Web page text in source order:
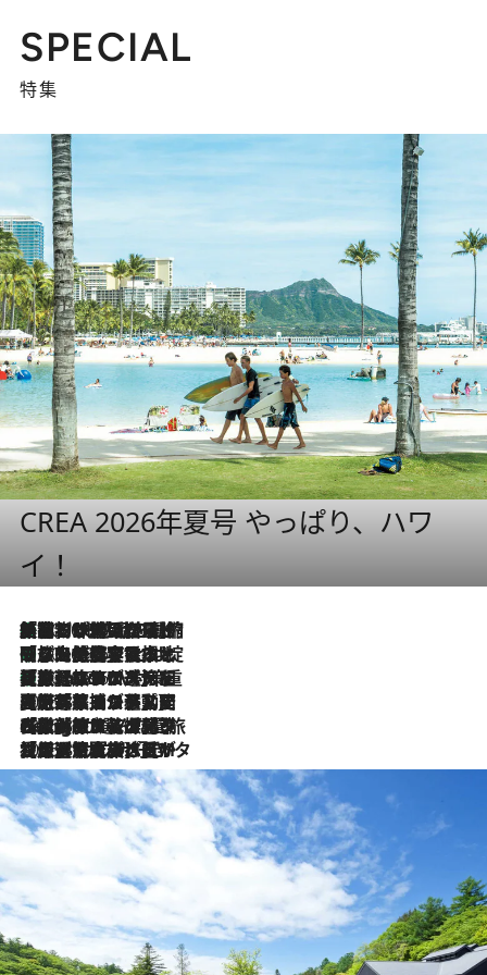
SPECIAL
特集
CREA 2026年夏号 やっぱり、ハワ
イ！
2026.8.6
「荷物が増えるほど旅ストレスは増す」美容ジャーナリストがたどり着いた最終結論。“化粧品を劇的に減らす”感動の凝縮美容とは
2026.8.6
「旅先には金髪ウィッグを持参」日本と同じメイクでは損してる!? 美容ジャーナリストが提案する“掟破りの旅美容”とは
2026.8.6
【厳選旅コスメ】「身軽さ＆UV対策重視！」ヘアアーティストshucoが選んだ夏旅ベストコスメを発表【Mサイズジップ】
2026.8.5
【厳選旅コスメ】国内をあちこち移動する河井菜摘が選んだ夏旅ベストコスメ発表！「リラックスアイテムはマスト」【Mサイズジップ】
2026.8.4
【厳選旅コスメ】「紫外線＆乾燥対策しながらメイク感も！」ヘア＆メイクGeorgeが選んだ夏旅ベストコスメを発表！【Mサイズジップ】
2026.8.3
【厳選旅コスメ】「保湿もタイパ重視！」“サウナ好き”タレント清水みさとが愛用する夏旅ベストコスメを発表！【Mサイズジップ】